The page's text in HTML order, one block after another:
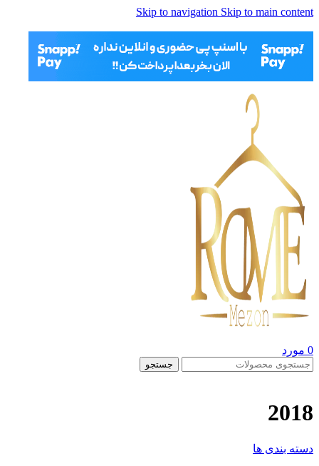
Skip to navigation Skip to main content
0 مورد
جستجو
2018
دسته بندی ها